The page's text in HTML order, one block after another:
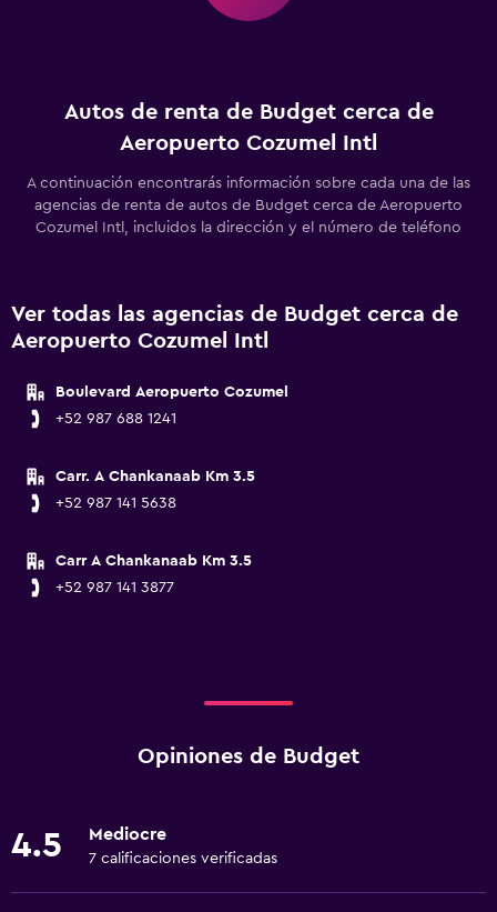
Autos de renta de Budget cerca de
Aeropuerto Cozumel Intl
A continuación encontrarás información sobre cada una de las
agencias de renta de autos de Budget cerca de Aeropuerto
Cozumel Intl, incluidos la dirección y el número de teléfono
Ver todas las agencias de Budget cerca de
Aeropuerto Cozumel Intl
Boulevard Aeropuerto Cozumel
+52 987 688 1241
Carr. A Chankanaab Km 3.5
+52 987 141 5638
Carr A Chankanaab Km 3.5
+52 987 141 3877
Opiniones de Budget
4.5 Mediocre
7 calificaciones verificadas